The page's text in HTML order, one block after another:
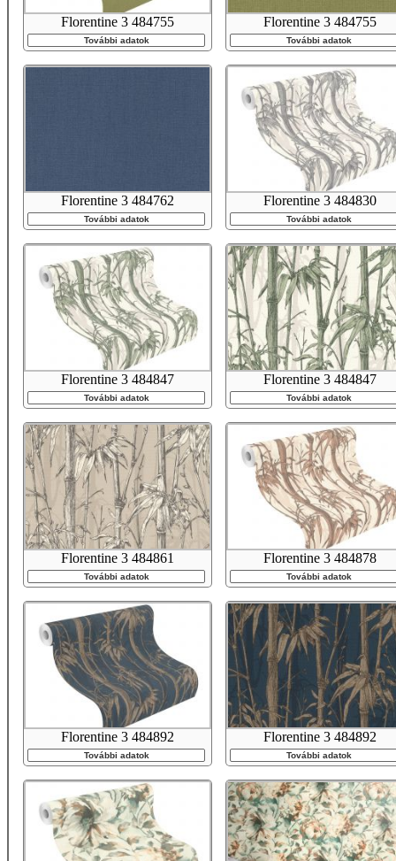
Florentine 3 484755
További adatok
Florentine 3 484755
További adatok
Florentine 3 484762
További adatok
Florentine 3 484830
További adatok
Florentine 3 484847
További adatok
Florentine 3 484847
További adatok
Florentine 3 484861
További adatok
Florentine 3 484878
További adatok
Florentine 3 484892
További adatok
Florentine 3 484892
További adatok